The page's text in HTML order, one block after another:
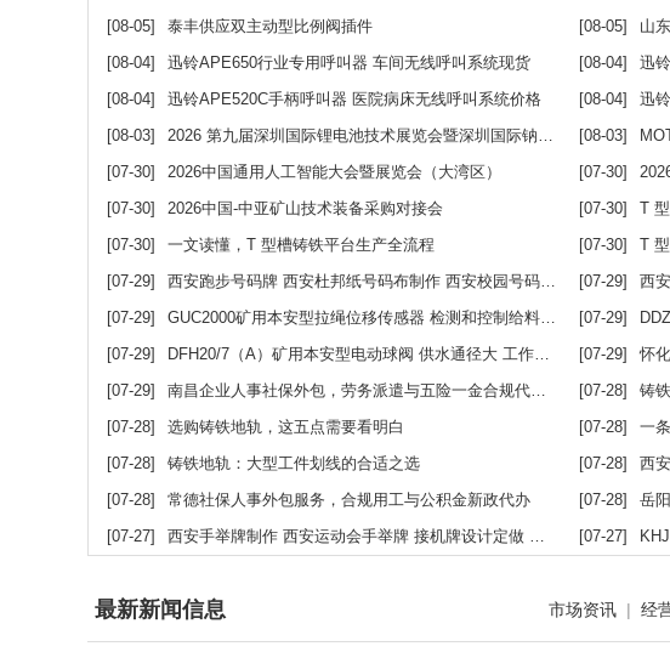
[08-05]
泰丰供应双主动型比例阀插件 [08-05] 山
[08-04]
迅铃APE650行业专用呼叫器 车间无线呼叫系统现货 [08-04] 迅
[08-04]
迅铃APE520C手柄呼叫器 医院病床无线呼叫系统价格 [08-04] 迅
[08-03]
2026 第九届深圳国际锂电池技术展览会暨深圳国际钠电池技术展览会 [08-03]
[07-30]
2026中国通用人工智能大会暨展览会（大湾区） [07-30]
[07-30]
2026中国-中亚矿山技术装备采购对接会 [07-30] T
[07-30]
一文读懂，T 型槽铸铁平台生产全流程 [07-30] T
[07-29]
西安跑步号码牌 西安杜邦纸号码布制作 西安校园号码布定做 西安运动员号码布 [07-29] 西安广
[07-29]
GUC2000矿用本安型拉绳位移传感器 检测和控制给料机闸门开度 [07-29]
[07-29]
DFH20/7（A）矿用本安型电动球阀 供水通径大 工作稳定可靠 [07-29] 怀化
[07-29]
南昌企业人事社保外包，劳务派遣与五险一金合规代办方案 [07-28] 铸
[07-28]
选购铸铁地轨，这五点需要看明白 [07-28] 一
[07-28]
铸铁地轨：大型工件划线的合适之选 [07-28] 西安活
[07-28]
常德社保人事外包服务，合规用工与公积金新政代办 [07-28] 岳阳
[07-27]
西安手举牌制作 西安运动会手举牌 接机牌设计定做 西安活动举牌制作 拍照打卡手举牌 班级牌制作 [07-27]
市场资讯 | 经
最新新闻信息